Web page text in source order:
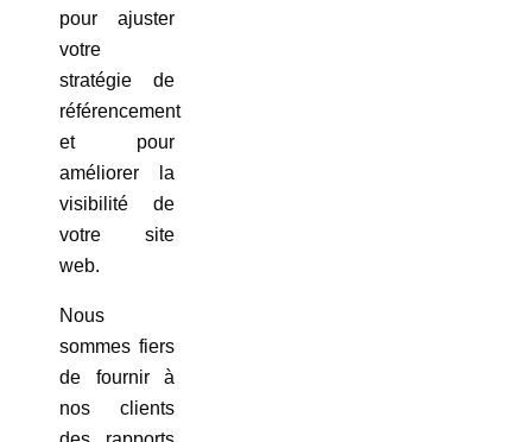
pour ajuster
votre
stratégie de
référencement
et pour
améliorer la
visibilité de
votre site
web.
Nous
sommes fiers
de fournir à
nos clients